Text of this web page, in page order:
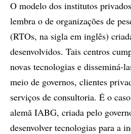
O modelo dos institutos
lembra o de organizações de
(RTOs, na sigla em inglês)
desenvolvidos. Tais centros
novas tecnologias e disseminá-
meio de governos, clientes
serviços de consultoria. É o
alemã IABG, criada pelo
desenvolver tecnologias para a